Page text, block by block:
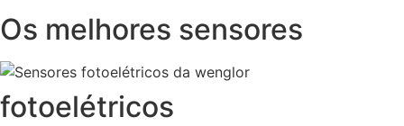
Os melhores sensores
fotoelétricos